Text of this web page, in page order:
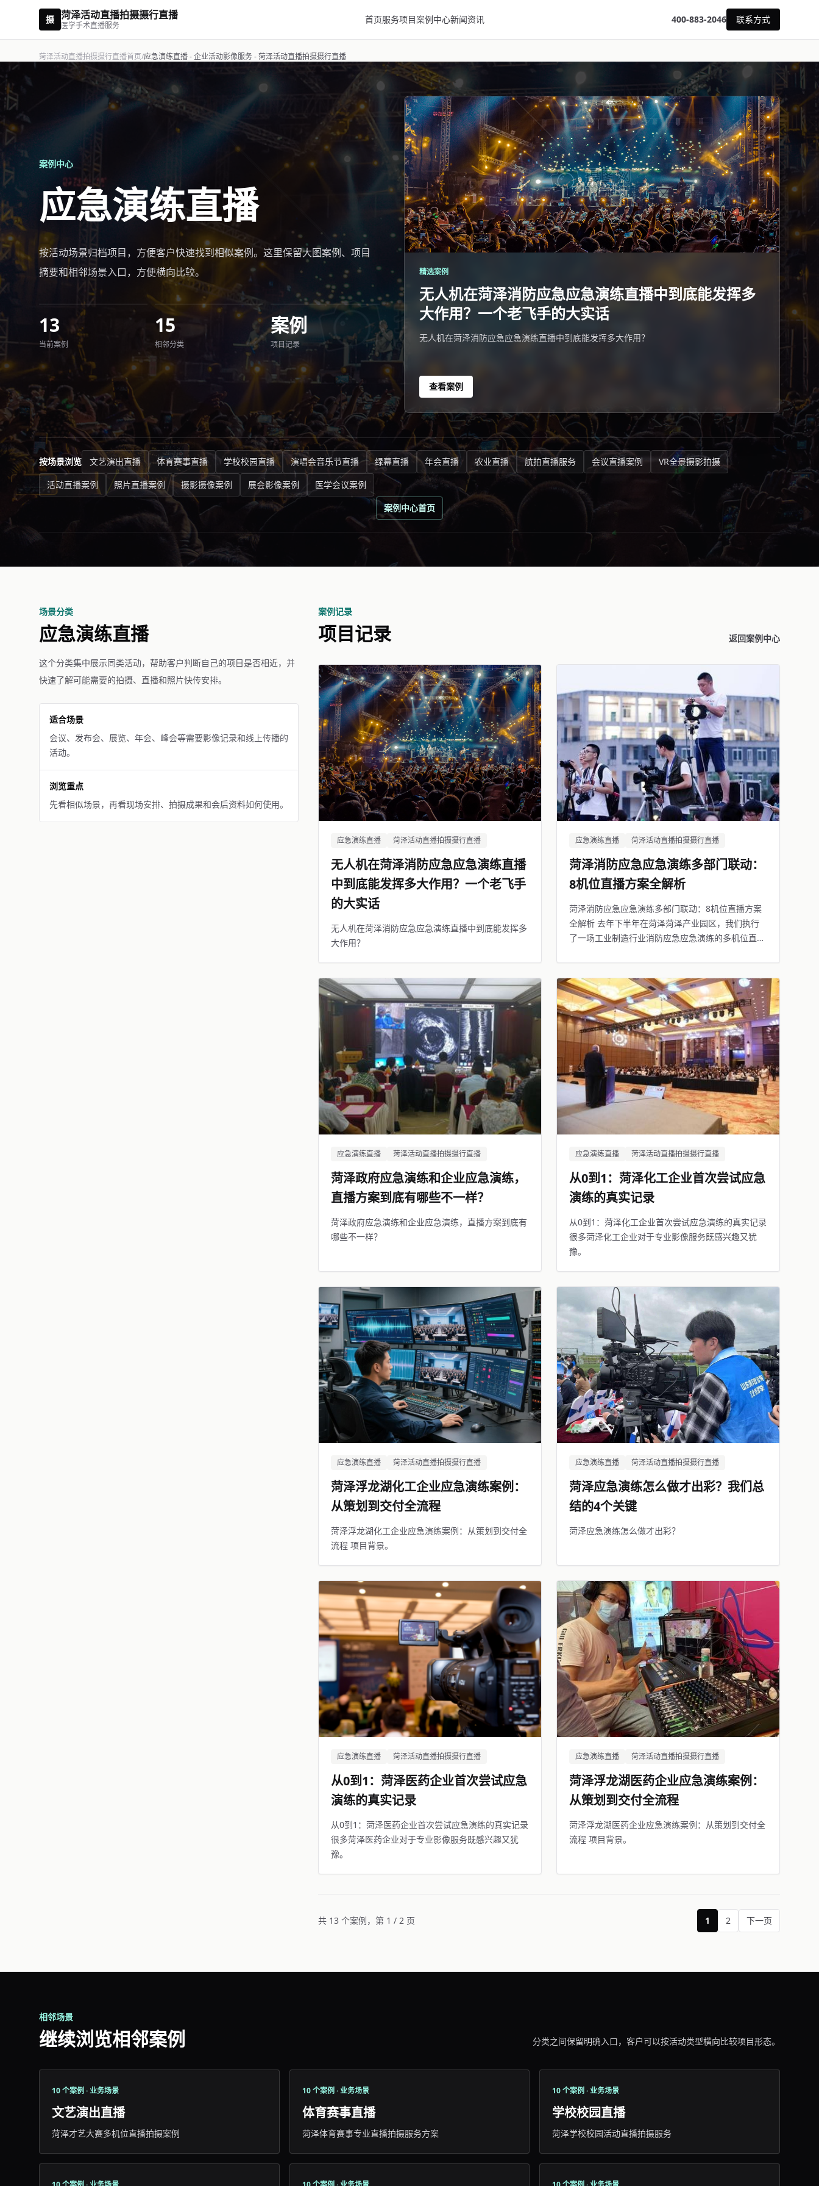
摄 菏泽活动直播拍摄摄行直播
医学手术直播服务
首页服务项目案例中心新闻资讯 400-883-2046 联系方式
菏泽活动直播拍摄摄行直播首页/应急演练直播 - 企业活动影像服务 - 菏泽活动直播拍摄摄行直播
案例中心
应急演练直播
按活动场景归档项目，方便客户快速找到相似案例。这里保留大图案例、项目
摘要和相邻场景入口，方便横向比较。
13
当前案例
15
相邻分类
案例
项目记录
精选案例
无人机在菏泽消防应急应急演练直播中到底能发挥多
大作用？一个老飞手的大实话
无人机在菏泽消防应急应急演练直播中到底能发挥多大作用？
查看案例
按场景浏览 文艺演出直播 体育赛事直播 学校校园直播 演唱会音乐节直播 绿幕直播 年会直播 农业直播 航拍直播服务 会议直播案例
VR全景摄影拍摄
活动直播案例
照片直播案例 摄影摄像案例 展会影像案例
医学会议案例
案例中心首页
场景分类
应急演练直播
这个分类集中展示同类活动，帮助客户判断自己的项目是否相近，并
快速了解可能需要的拍摄、直播和照片快传安排。
适合场景
会议、发布会、展览、年会、峰会等需要影像记录和线上传播的
活动。
浏览重点
先看相似场景，再看现场安排、拍摄成果和会后资料如何使用。
案例记录
项目记录 返回案例中心
应急演练直播 菏泽活动直播拍摄摄行直播
无人机在菏泽消防应急应急演练直播
中到底能发挥多大作用？一个老飞手
的大实话
无人机在菏泽消防应急应急演练直播中到底能发挥多
大作用？
应急演练直播 菏泽活动直播拍摄摄行直播
菏泽消防应急应急演练多部门联动：
8机位直播方案全解析
菏泽消防应急应急演练多部门联动：8机位直播方案
全解析 去年下半年在菏泽菏泽产业园区，我们执行
了一场工业制造行业消防应急应急演练的多机位直播
应急演练直播 菏泽活动直播拍摄摄行直播
菏泽政府应急演练和企业应急演练，
直播方案到底有哪些不一样？
菏泽政府应急演练和企业应急演练，直播方案到底有
哪些不一样？
应急演练直播 菏泽活动直播拍摄摄行直播
从0到1：菏泽化工企业首次尝试应急
演练的真实记录
从0到1：菏泽化工企业首次尝试应急演练的真实记录
很多菏泽化工企业对于专业影像服务既感兴趣又犹
豫。
应急演练直播 菏泽活动直播拍摄摄行直播
菏泽浮龙湖化工企业应急演练案例：
从策划到交付全流程
菏泽浮龙湖化工企业应急演练案例：从策划到交付全
流程 项目背景。
应急演练直播 菏泽活动直播拍摄摄行直播
菏泽应急演练怎么做才出彩？我们总
结的4个关键
菏泽应急演练怎么做才出彩？
应急演练直播 菏泽活动直播拍摄摄行直播
从0到1：菏泽医药企业首次尝试应急
演练的真实记录
从0到1：菏泽医药企业首次尝试应急演练的真实记录
很多菏泽医药企业对于专业影像服务既感兴趣又犹
豫。
应急演练直播 菏泽活动直播拍摄摄行直播
菏泽浮龙湖医药企业应急演练案例：
从策划到交付全流程
菏泽浮龙湖医药企业应急演练案例：从策划到交付全
流程 项目背景。
共 13 个案例，第 1 / 2 页 1 2 下一页
相邻场景
继续浏览相邻案例 分类之间保留明确入口，客户可以按活动类型横向比较项目形态。
10 个案例 · 业务场景
文艺演出直播
菏泽才艺大赛多机位直播拍摄案例
10 个案例 · 业务场景
体育赛事直播
菏泽体育赛事专业直播拍摄服务方案
10 个案例 · 业务场景
学校校园直播
菏泽学校校园活动直播拍摄服务